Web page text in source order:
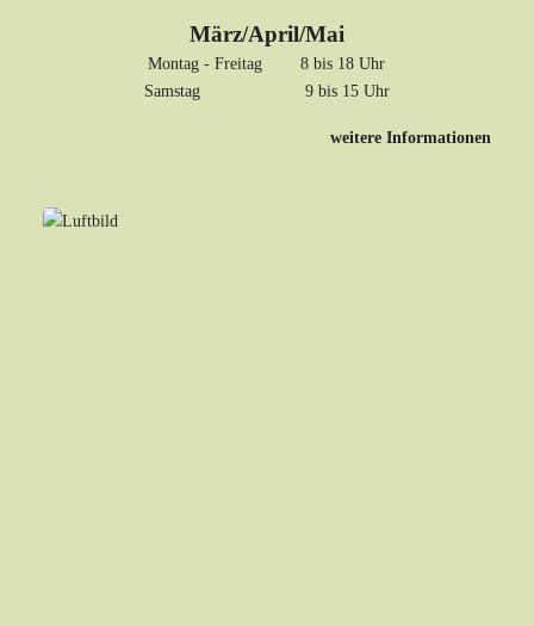
März/April/Mai
Montag - Freitag 8 bis 18 Uhr
Samstag 9 bis 15 Uhr
weitere Informationen